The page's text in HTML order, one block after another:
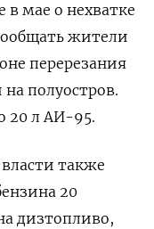
мае о нехватке
жители
перерезания
полуостров.
20 л АИ-95.
также
20
дизтопливо,